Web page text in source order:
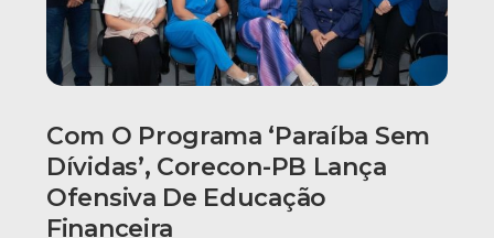
Com O Programa ‘Paraíba Sem
Dívidas’, Corecon-PB Lança
Ofensiva De Educação
Financeira